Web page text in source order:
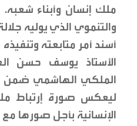
ملك إنسان وأبناء شعبه.
والتنموي الذي يوليه
أسند أمر متابعته
الأستاذ يوسف حسن
الملكي الهاشمي ضمن
ليعكس صورة إرتباط
الإنسانية بأجل صورها مع